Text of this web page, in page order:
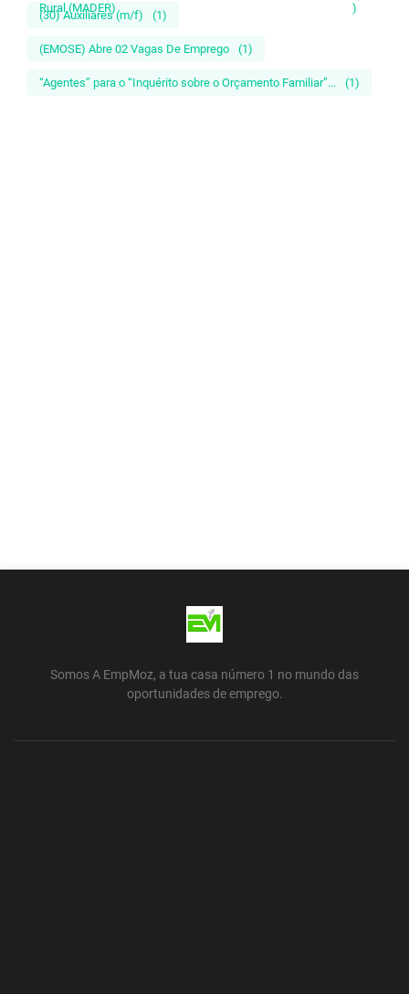
Rural (MADER)
)
(30) Auxiliares (m/f) (1)
(EMOSE) Abre 02 Vagas De Emprego (1)
“Agentes” para o “Inquérito sobre o Orçamento Familiar”... (1)
Somos A EmpMoz, a tua casa número 1 no mundo das
oportunidades de emprego.